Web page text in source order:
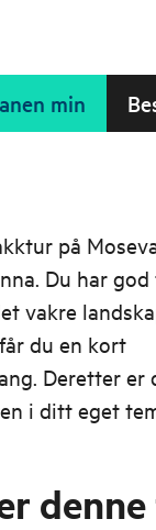
min
på
Du har
vakre
du en kort
Deretter er
i ditt eget